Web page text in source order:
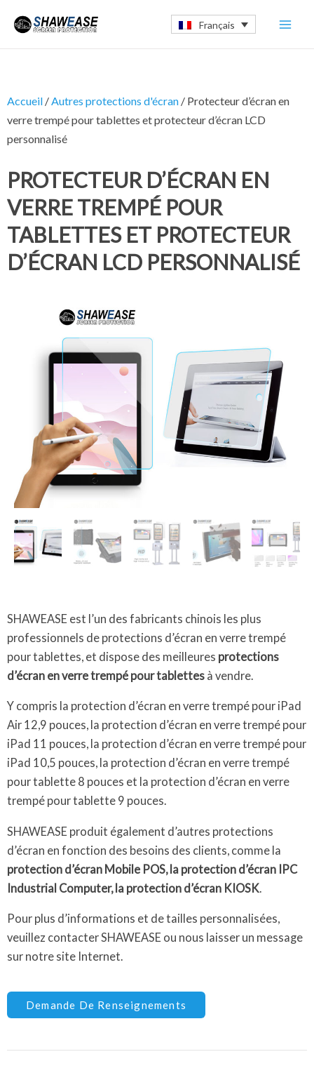
contenu
Français
Accueil /Autres protections d'écran / Protecteur d’écran en
verre trempé pour tablettes et protecteur d’écran LCD
personnalisé
PROTECTEUR D’ÉCRAN EN
VERRE TREMPÉ POUR
TABLETTES ET PROTECTEUR
D’ÉCRAN LCD PERSONNALISÉ
SHAWEASE est l’un des fabricants chinois les plus
professionnels de protections d’écran en verre trempé
pour tablettes, et dispose des meilleures protections
d’écran en verre trempé pour tablettes à vendre.
Y compris la protection d’écran en verre trempé pour iPad
Air 12,9 pouces, la protection d’écran en verre trempé pour
iPad 11 pouces, la protection d’écran en verre trempé pour
iPad 10,5 pouces, la protection d’écran en verre trempé
pour tablette 8 pouces et la protection d’écran en verre
trempé pour tablette 9 pouces.
SHAWEASE produit également d’autres protections
d’écran en fonction des besoins des clients, comme la
protection d’écran Mobile POS, la protection d’écran IPC
Industrial Computer, la protection d’écran KIOSK
Pour plus d’informations et de tailles personnalisées,
veuillez contacter SHAWEASE ou nous laisser un message
sur notre site Internet.
Demande De Renseignements